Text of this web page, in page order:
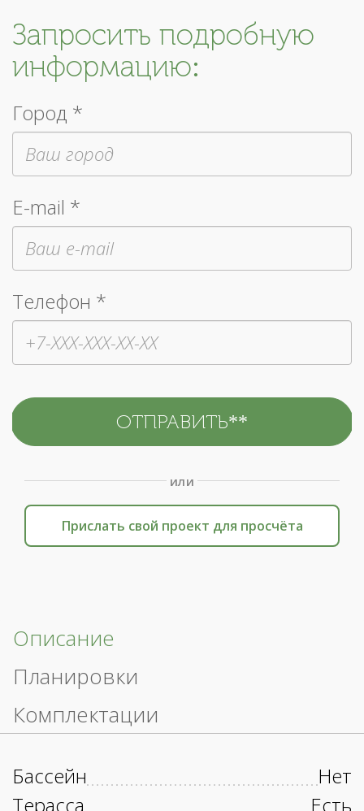
Запросить подробную
информацию:
Город *
E-mail *
Телефон *
или
Прислать свой проект для просчёта
Описание
Планировки
Комплектации
Бассейн
Нет
Терасса
Есть